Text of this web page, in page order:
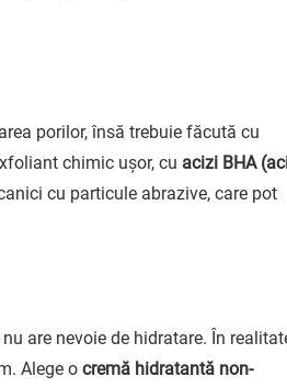
porilor, însă trebuie făcută cu
chimic ușor, cu acizi BHA
cu particule abrazive, care pot
are nevoie de hidratare. În
Alege ocremă hidratantă non-